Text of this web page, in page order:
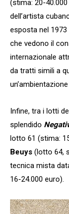
(stima: 20-
dell’artista
esposta nel 1973
che vedono il
internazionale
da tratti simili a
Infine, tra i lotti
splendido
lotto 61 (stima:
Beuys (lotto 64,
tecnica mista
16-24.000 euro).